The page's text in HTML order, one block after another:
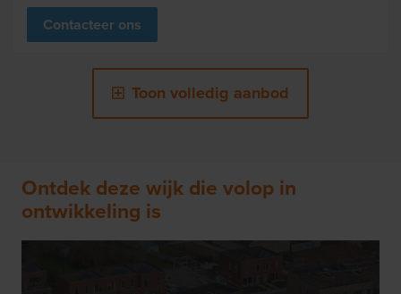
Contacteer ons
Toon volledig aanbod
Ontdek deze wijk die volop in
ontwikkeling is